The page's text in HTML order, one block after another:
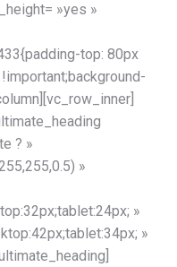
»yes »
top: 80px
? »
»
»
»